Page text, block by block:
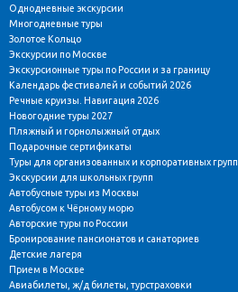
Однодневные экскурсии
Многодневные туры
Золотое Кольцо
Экскурсии по Москве
Экскурсионные туры по России и за границу
Календарь фестивалей и событий 2026
Речные круизы. Навигация 2026
Новогодние туры 2027
Пляжный и горнолыжный отдых
Подарочные сертификаты
Туры для организованных и корпоративных групп
Экскурсии для школьных групп
Автобусные туры из Москвы
Автобусом к Чёрному морю
Авторские туры по России
Бронирование пансионатов и санаториев
Детские лагеря
Прием в Москве
Авиабилеты, ж/д билеты, турстраховки